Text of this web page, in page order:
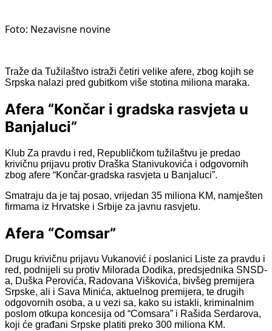
Foto: Nezavisne novine
Traže da Tužilaštvo istraži četiri velike afere, zbog kojih se
Srpska nalazi pred gubitkom više stotina miliona maraka.
Afera “Končar i gradska rasvjeta u
Banjaluci”
Klub Za pravdu i red, Republičkom tužilaštvu je predao
krivičnu prijavu protiv Draška Stanivukovića i odgovornih
zbog afere “Končar-gradska rasvjeta u Banjaluci”.
Smatraju da je taj posao, vrijedan 35 miliona KM, namješten
firmama iz Hrvatske i Srbije za javnu rasvjetu.
Afera “Comsar”
Drugu krivičnu prijavu Vukanović i poslanici Liste za pravdu i
red, podnijeli su protiv Milorada Dodika, predsjednika SNSD-
a, Duška Perovića, Radovana Viškovića, bivšeg premijera
Srpske, ali i Sava Minića, aktuelnog premijera, te drugih
odgovornih osoba, a u vezi sa, kako su istakli, kriminalnim
poslom otkupa koncesija od “Comsara” i Rašida Serdarova,
koji će građani Srpske platiti preko 300 miliona KM.